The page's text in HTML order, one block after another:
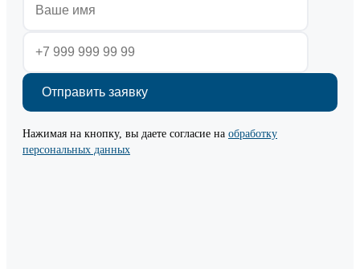
Нажимая на кнопку, вы даете согласие на обработку
персональных данных